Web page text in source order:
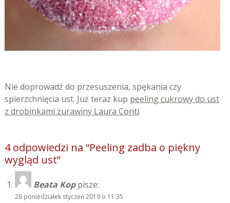
Nie doprowadź do przesuszenia, spękania czy
spierzchnięcia ust. Już teraz kup peeling cukrowy do ust
z drobinkami żurawiny Laura Conti.
4 odpowiedzi na “Peeling zadba o piękny
wygląd ust”
Beata Kop pisze:
28 poniedziałek styczeń 2019 o 11:35